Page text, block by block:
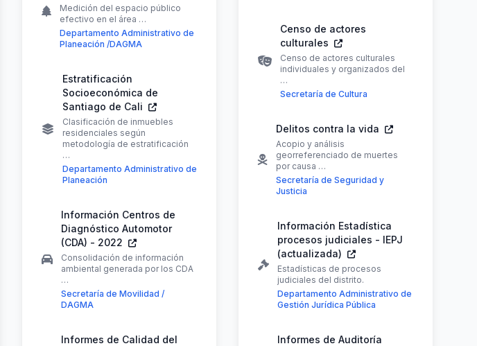
Medición del espacio público
efectivo en el área …
Departamento Administrativo de
Planeación /DAGMA
Estratificación
Socioeconómica de
Santiago de Cali
Clasificación de inmuebles
residenciales según
metodología de estratificación
…
Departamento Administrativo de
Planeación
Información Centros de
Diagnóstico Automotor
(CDA) - 2022
Consolidación de información
ambiental generada por los CDA
…
Secretaría de Movilidad /
DAGMA
Informes de Calidad del
Censo de actores
culturales
Censo de actores culturales
individuales y organizados del
…
Secretaría de Cultura
Delitos contra la vida
Acopio y análisis
georreferenciado de muertes
por causa …
Secretaría de Seguridad y
Justicia
Información Estadística
procesos judiciales - IEPJ
(actualizada)
Estadísticas de procesos
judiciales del distrito.
Departamento Administrativo de
Gestión Jurídica Pública
Informes de Auditoría